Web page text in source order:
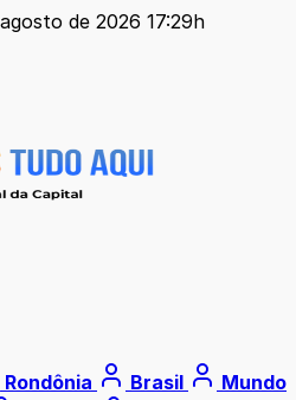
de 2026 17:29h
Rondônia Brasil
Mundo